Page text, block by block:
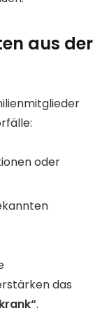
aus der
oder
das
.